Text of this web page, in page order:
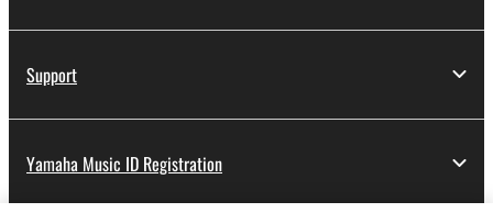
Support
Yamaha Music ID Registration